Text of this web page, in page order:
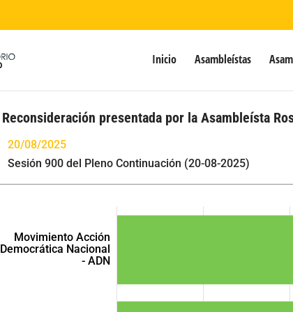
Inicio Asambleístas
Reconsideración presentada por la Asambleísta
20/08/2025
Sesión 900 del Pleno Continuación (20-08-2025)
Movimiento Acción
Democrática Nacional
- ADN